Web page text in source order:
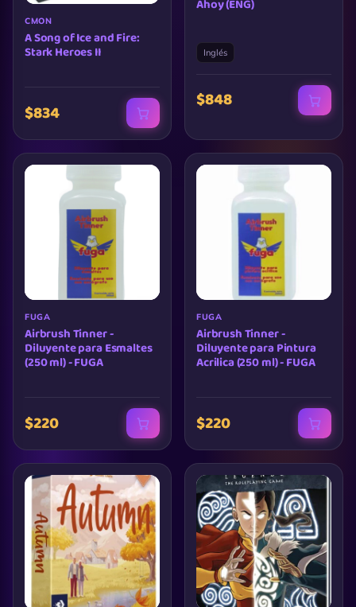
CMON
A Song of Ice and Fire:
Stark Heroes II
$834
Ahoy (ENG)
Inglés
$848
FUGA
Airbrush Tinner -
Diluyente para Esmaltes
(250 ml) - FUGA
$220
FUGA
Airbrush Tinner -
Diluyente para Pintura
Acrilica (250 ml) - FUGA
$220